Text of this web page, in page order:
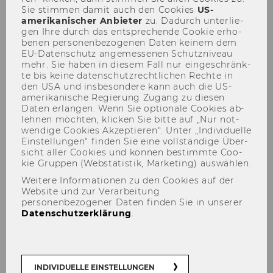
Barrierefreie Zugänge
Sie stim­men damit auch den Coo­kies US-​
amerikanischer An­bie­ter zu. Da­durch un­ter­lie­
gen Ihre durch das ent­spre­chen­de Coo­kie er­ho­
be­nen per­so­nen­be­zo­ge­nen Daten kei­nem dem
EU-​Datenschutz an­ge­mes­se­nen Schutz­ni­veau
mehr. Sie haben in die­sem Fall nur ein­ge­schränk­
te bis keine da­ten­schutz­recht­li­chen Rech­te in
den USA und ins­be­son­de­re kann auch die US-​
amerikanische Re­gie­rung Zu­gang zu die­sen
Daten er­lan­gen. Wenn Sie op­tio­na­le Coo­kies ab­
leh­nen möch­ten, kli­cken Sie bitte auf „Nur not­
wen­di­ge Coo­kies Ak­zep­tie­ren“. Unter „In­di­vi­du­el­le
Ein­stel­lun­gen“ fin­den Sie eine voll­stän­di­ge Über­
sicht aller Coo­kies und kön­nen be­stimm­te Coo­
kie Grup­pen (Web­sta­tis­tik, Mar­ke­ting) aus­wäh­len.
Weitere Informationen zu den Cookies auf der
Website und zur Verarbeitung
personenbezogener Daten finden Sie in unserer
Datenschutzerklärung
INDIVIDUELLE EINSTELLUNGEN